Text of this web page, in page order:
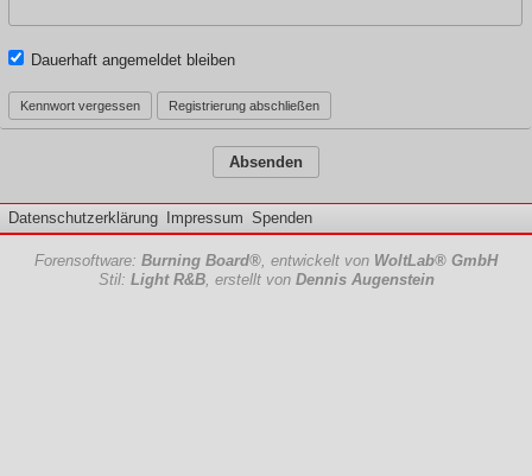
Dauerhaft angemeldet bleiben
Kennwort vergessen Registrierung abschließen
Datenschutzerklärung Impressum Spenden
Forensoftware: Burning Board®, entwickelt von WoltLab® GmbH
Stil: Light R&B, erstellt von Dennis Augenstein